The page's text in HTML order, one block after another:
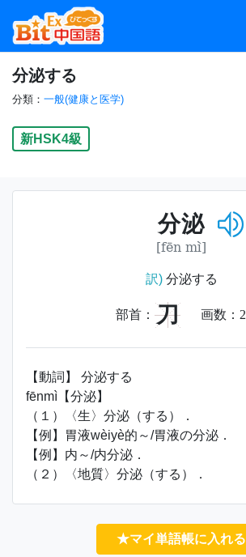
分泌する
分類： 一般(健康と医学)
新HSK4級
分泌
[fēn mì]
訳)分泌する
部首： 刀 画数： 2
【動詞】 分泌する
fēnmì【分泌】
（１）〈生〉分泌（する）．
【例】胃液wèiyè的～/胃液の分泌．
【例】内～/内分泌．
（２）〈地質〉分泌（する）．
★マイ単語帳に入れる